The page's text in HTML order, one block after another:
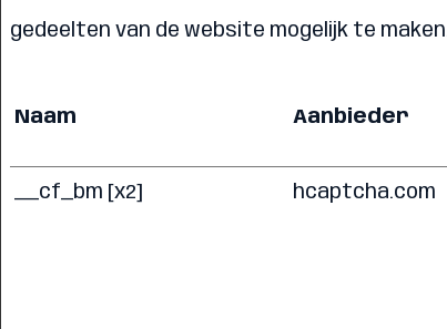
gedeelten van de website mogelijk te
Naam Aanbieder
__cf_bm [x2] hcaptcha.com